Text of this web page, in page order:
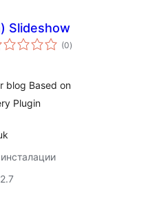
Slideshow
(0общо
оценки
)
blog Based on
Plugin